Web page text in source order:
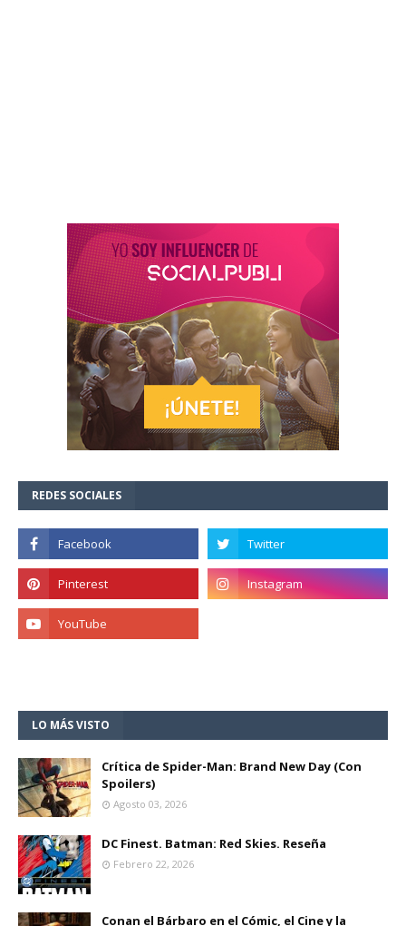
REDES SOCIALES
LO MÁS VISTO
Crítica de Spider-Man: Brand New Day (Con
Spoilers)
Agosto 03, 2026
DC Finest. Batman: Red Skies. Reseña
Febrero 22, 2026
Conan el Bárbaro en el Cómic, el Cine y la